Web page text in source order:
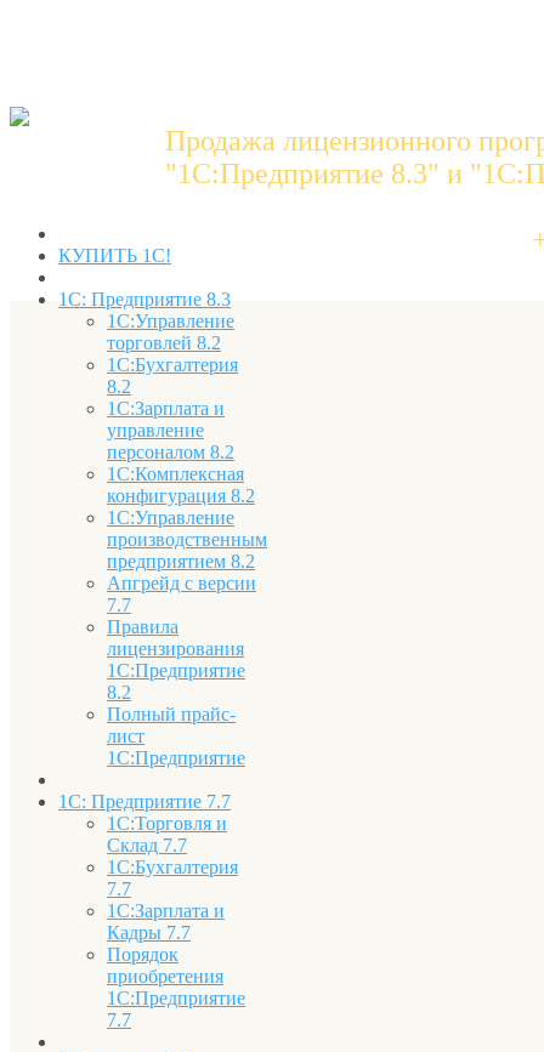
Продажа лицензионного
"1C:Предприятие 8.3" и
КУПИТЬ 1С!
1С: Предприятие 8.3
1С:Управление
торговлей 8.2
1С:Бухгалтерия
8.2
1С:Зарплата и
управление
персоналом 8.2
1С:Комплексная
конфигурация 8.2
1С:Управление
производственным
предприятием 8.2
Апгрейд с версии
7.7
Правила
лицензирования
1С:Предприятие
8.2
Полный прайс-
лист
1С:Предприятие
1С: Предприятие 7.7
1С:Торговля и
Склад 7.7
1С:Бухгалтерия
7.7
1С:Зарплата и
Кадры 7.7
Порядок
приобретения
1С:Предприятие
7.7